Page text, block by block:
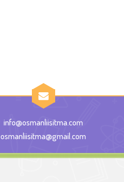
info@osmanliisitma.com
osmanliisitma@gmail.com